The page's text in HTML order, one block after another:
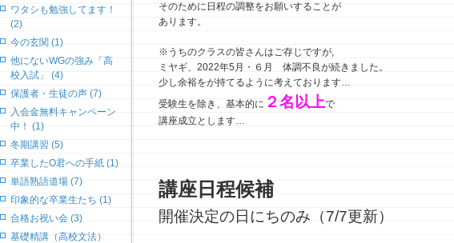
そのために日程の調整をお願いすることが
あります。
※うちのクラスの皆さんはご存じですが,
ミヤギ、2022年5月・６月 体調不良が続きました。
少し余裕をが持てるように考えております…
受験生を除き、基本的に ２名以上で
講座成立とします…
講座日程候補
開催決定の日にちのみ（7/7更新）
ワタシも勉強してます！
(2)
今の玄関 (1)
他にないWGの強み「高
校入試」 (4)
保護者・生徒の声 (7)
入会金無料キャンペーン
中！ (1)
冬期講習 (5)
卒業したO君への手紙 (1)
単語熟語道場 (7)
印象的な卒業生たち (1)
合格お祝い会 (3)
基礎精講（高校文法）